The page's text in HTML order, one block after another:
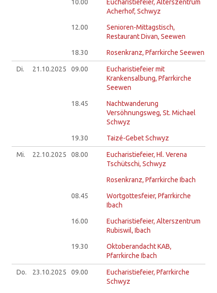
10.00
Eucharistiefeier, Alterszentrum
Acherhof, Schwyz
12.00
Senioren-Mittagstisch,
Restaurant Divan, Seewen
18.30 Rosenkranz, Pfarrkirche Seewen
Di. 21.10.2025 09.00
Eucharistiefeier mit
Krankensalbung, Pfarrkirche
Seewen
18.45
Nachtwanderung
Versöhnungsweg, St. Michael
Schwyz
19.30 Taizé-Gebet Schwyz
Mi. 22.10.2025 08.00
Eucharistiefeier, Hl. Verena
Tschütschi, Schwyz
Rosenkranz, Pfarrkirche Ibach
08.45
Wortgottesfeier, Pfarrkirche
Ibach
16.00
Eucharistiefeier, Alterszentrum
Rubiswil, Ibach
19.30
Oktoberandacht KAB,
Pfarrkirche Ibach
Do. 23.10.2025 09.00
Eucharistiefeier, Pfarrkirche
Schwyz